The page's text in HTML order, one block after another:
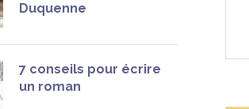
Duquenne
7 conseils pour écrire
un roman